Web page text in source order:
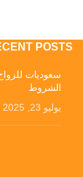
POSTS
سعوديات
الشروط
يوليو 23, 2025